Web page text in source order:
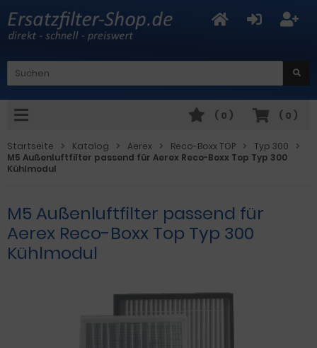
( 0 )
( 0 )
Startseite Katalog Aerex Reco-Boxx TOP
Typ 300
M5 Außenluftfilter passend für Aerex Reco-Boxx Top Typ 300
Kühlmodul
M5 Außenluftfilter passend für
Aerex Reco-Boxx Top Typ 300
Kühlmodul